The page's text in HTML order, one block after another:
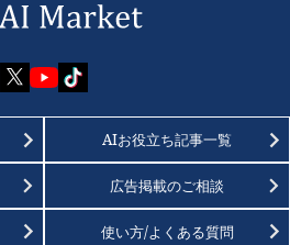
AIお役立ち記事一覧
広告掲載のご相談
使い方/よくある質問